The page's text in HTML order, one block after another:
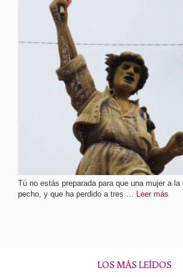
Tú no estás preparada para que una mujer a
pecho, y que ha perdido a tres … Leer más
LOS MÁS LEÍDOS